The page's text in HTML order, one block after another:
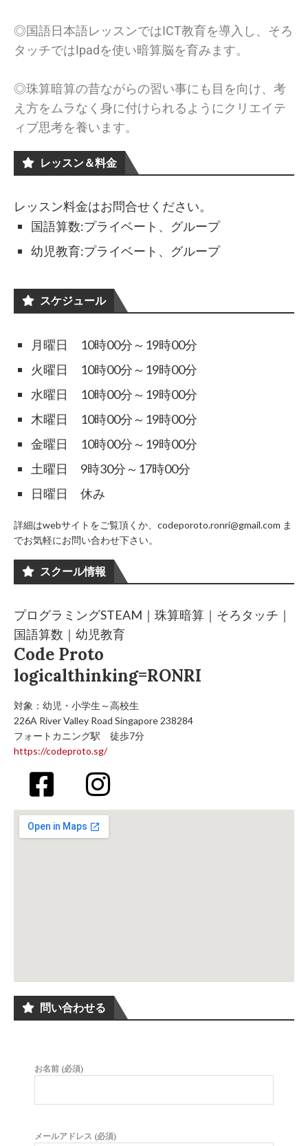
◎国語日本語レッスンではICT教育を導入し、 そろ
タッチではIpadを使い暗算脳を育みます。
◎珠算暗算の昔ながらの習い事にも目を向け、 考
え方をムラなく身に付けられるようにクリエイテ
ィブ思考を養い ます。
レッスン＆料金
レッスン料金はお問合せください。
国語算数:プライベート、グループ
幼児教育:プライベート、グループ
スケジュール
月曜日 10時00分～19時00分
火曜日 10時00分～19時00分
水曜日 10時00分～19時00分
木曜日 10時00分～19時00分
金曜日 10時00分～19時00分
土曜日 9時30分～17時00分
日曜日 休み
詳細はwebサイトをご覧頂くか、codeporoto.ronri@gmail.com ま
でお気軽にお問い合わせ下さい。
スクール情報
プログラミングSTEAM｜珠算暗算｜そろタッチ｜
国語算数｜幼児教育
Code Proto
logicalthinking=RONRI
対象：幼児・小学生～高校生
226A River Valley Road Singapore 238284
フォートカニング駅 徒歩7分
https://codeproto.sg/
問い合わせる
お名前 (必須)
メールアドレス (必須)